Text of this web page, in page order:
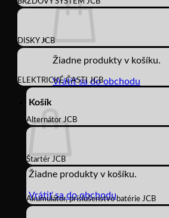
Žiadne produkty v košíku.
Vrátiť sa do obchodu
Košík
Žiadne produkty v košíku.
Vrátiť sa do obchodu
DISKY JCB
ELEKTRICKÉ ČASTI JCB
Alternátor JCB
Štartér JCB
Akumulátor, príslušenstvo batérie JCB